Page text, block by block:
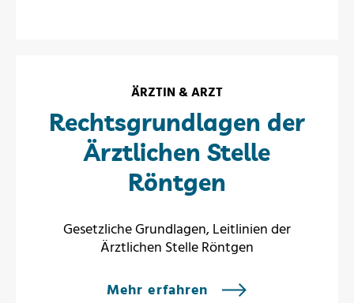
ÄRZTIN & ARZT
Rechtsgrundlagen der
Ärztlichen Stelle
Röntgen
Gesetzliche Grundlagen, Leitlinien der
Ärztlichen Stelle Röntgen
Mehr erfahren